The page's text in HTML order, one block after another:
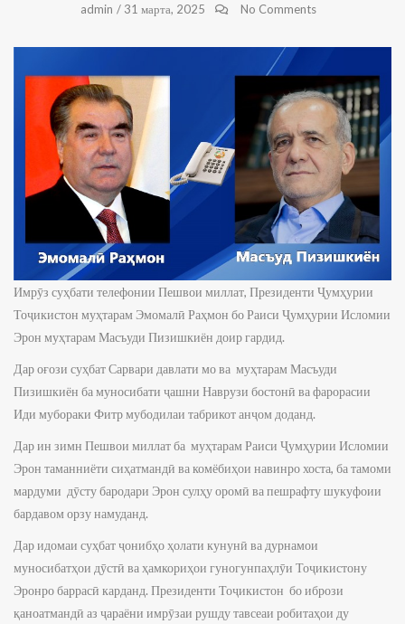
admin / 31 марта, 2025 No Comments
Имрӯз суҳбати телефонии Пешвои миллат, Президенти Ҷумҳурии
Тоҷикистон муҳтарам Эмомалӣ Раҳмон бо Раиси Ҷумҳурии Исломии
Эрон муҳтарам Масъуди Пизишкиён доир гардид.
Дар оғози суҳбат Сарвари давлати мо ва муҳтарам Масъуди
Пизишкиён ба муносибати ҷашни Наврузи бостонӣ ва фарорасии
Иди мубораки Фитр мубодилаи табрикот анҷом доданд.
Дар ин зимн Пешвои миллат ба муҳтарам Раиси Ҷумҳурии Исломии
Эрон таманниёти сиҳатмандӣ ва комёбиҳои навинро хоста, ба тамоми
мардуми дӯсту бародари Эрон сулҳу оромӣ ва пешрафту шукуфоии
бардавом орзу намуданд.
Дар идомаи суҳбат ҷонибҳо ҳолати кунунӣ ва дурнамои
муносибатҳои дӯстӣ ва ҳамкориҳои гуногунпаҳлӯи Тоҷикистону
Эронро баррасӣ карданд. Президенти Тоҷикистон бо ибрози
қаноатмандӣ аз ҷараёни имрӯзаи рушду тавсеаи робитаҳои ду